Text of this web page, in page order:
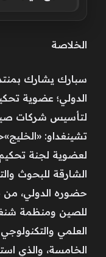
الخلاصة
سبارك يشارك
لتأسيس شركات
تشينغداو:
لعضوية لجنة
الشارقة للبحوث
حضوره الدولي، من
العلمي والتكنولوجي
الخامسة، والذي